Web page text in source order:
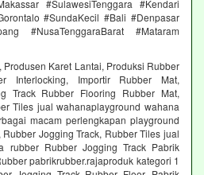
#SulawesiTenggara #Kendari
#SundaKecil #Bali #Denpasar
#NusaTenggaraBarat #Mataram
Karet Lantai, Produksi Rubber
Interlocking, Importir Rubber Mat,
Track Rubber Flooring Rubber Mat,
Tiles jual wahanaplayground wahana
macam perlengkapan playground
Jogging Track, Rubber Tiles jual
rubber Rubber Jogging Track Pabrik
pabrikrubber.rajaproduk kategori 1